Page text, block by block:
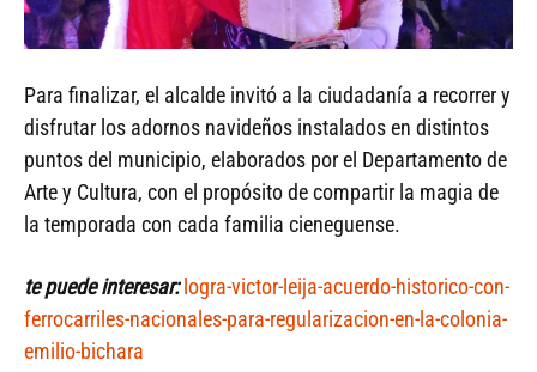
Para finalizar, el alcalde invitó a la ciudadanía a recorrer y
disfrutar los adornos navideños instalados en distintos
puntos del municipio, elaborados por el Departamento de
Arte y Cultura, con el propósito de compartir la magia de
la temporada con cada familia cieneguense.
te puede interesar: logra-victor-leija-acuerdo-historico-con-
ferrocarriles-nacionales-para-regularizacion-en-la-colonia-
emilio-bichara